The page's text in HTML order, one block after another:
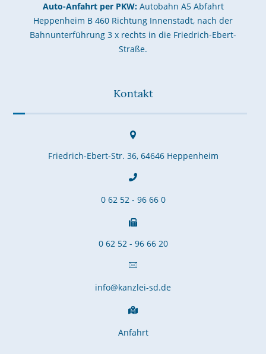
Auto-Anfahrt per PKW:Autobahn A5 Abfahrt
Heppenheim B 460 Richtung Innenstadt, nach der
Bahnunterführung 3 x rechts in die Friedrich-Ebert-
Straße.
Kontakt
Friedrich-Ebert-Str. 36, 64646 Heppenheim
0 62 52 - 96 66 0
0 62 52 - 96 66 20
info@kanzlei-sd.de
Anfahrt